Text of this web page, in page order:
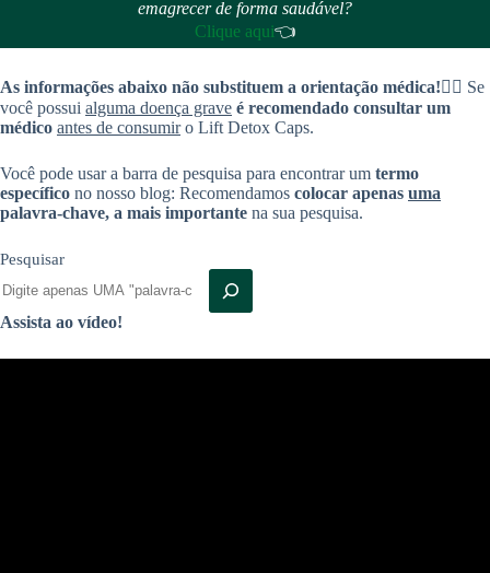
emagrecer de forma saudável?
Clique aqui👈
As informações abaixo não substituem a orientação médica!👨‍⚕️ Se
você possui alguma doença grave é recomendado consultar um
médico antes de consumiro Lift Detox Caps.
Você pode usar a barra de pesquisa para encontrar um termo
específico no nosso blog: Recomendamos colocar apenas uma
palavra-chave, a mais importante na sua pesquisa.
Pesquisar
Assista ao vídeo!